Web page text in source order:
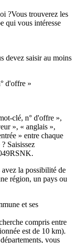
?Vous trouverez les
qui vous intéresse
devez saisir au moins
d'offre »
clé, n° d'offre »,
», « anglais »,
» entre chaque
Saisissez
la possibilité de
région, un pays ou
et ses
compris entre
est de 10 km).
vous